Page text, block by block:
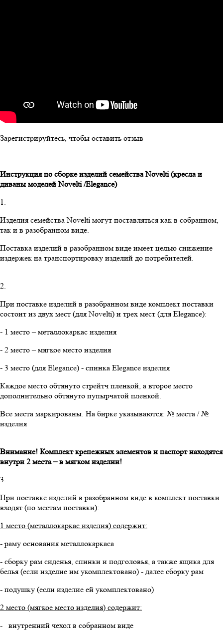
Зарегистрируйтесь, чтобы оставить отзыв
Инструкция по сборке изделий семействаNovelti(кресла и
диваны моделейNovelti/Elegance)
1.
Изделия семейства Novelti могут поставляться как в собранном,
так и в разобранном виде.
Поставка изделий в разобранном виде имеет целью снижение
издержек на транспортировку изделий до потребителей.
2.
При поставке изделий в разобранном виде комплект поставки
состоит из двух мест (для Novelti) и трех мест (для Elegance):
- 1 место – металлокаркас изделия
- 2 место – мягкое место изделия
- 3 место (для Elegance) - спинка Elegance изделия
Каждое место обтянуто стрейтч пленкой, а второе место
дополнительно обтянуто пупырчатой пленкой.
Все места маркированы. На бирке указываются: № места / №
изделия
Внимание! Комплект крепежных элементов и паспорт находятся
внутри 2 места – в мягком изделии!
3.
При поставке изделий в разобранном виде в комплект поставки
входят (по местам поставки):
1 место (металлокаркас изделия) содержит:
- раму основания металлокаркаса
- сборку рам сиденья, спинки и подголовья, а также ящика для
белья (если изделие им укомплектовано) - далее сборку рам
- подушку (если изделие ей укомплектовано)
2 место (мягкое место изделия) содержит:
- внутренний чехол в собранном виде